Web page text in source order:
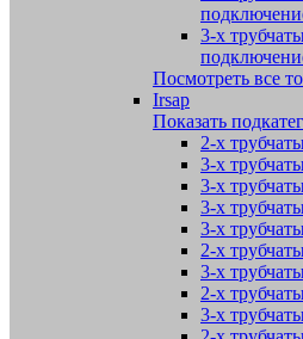
3-х
Посмотреть все
Irsap
Показать
2-х
3-х
3-х
3-х
3-х
2-х
3-х
2-х
3-х